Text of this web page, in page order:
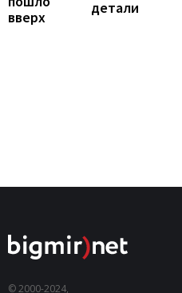
вверх
детали
© 2000-2024,